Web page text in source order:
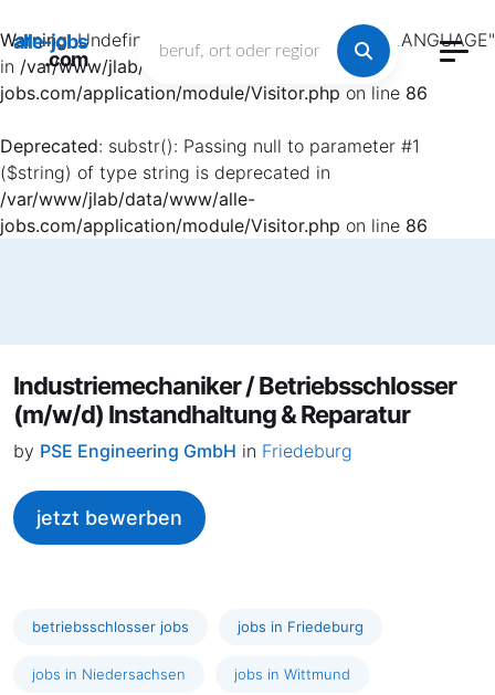
Warning: Undefined array key "HTTP_ACCEPT_LANGUAGE"
in /var/www/jlab/data/www/alle-
jobs.com/application/module/Visitor.php on line 86
Deprecated: substr(): Passing null to parameter #1
($string) of type string is deprecated in
/var/www/jlab/data/www/alle-
jobs.com/application/module/Visitor.php on line 86
alle-jobs
.com
Industriemechaniker / Betriebsschlosser
(m/w/d) Instandhaltung & Reparatur
by PSE Engineering GmbH in Friedeburg
jetzt bewerben
betriebsschlosser jobs jobs in Friedeburg
jobs in Niedersachsen jobs in Wittmund